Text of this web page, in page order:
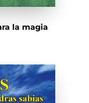
la magia